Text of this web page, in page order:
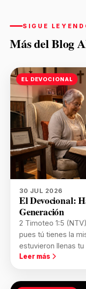
SIGUE
Más del Blog
EL DEVOCIONAL
30 JUL 2026
El Devocional:
Generación
2 Timoteo 1:5
pues tú tienes la
estuvieron llenas
Leer más